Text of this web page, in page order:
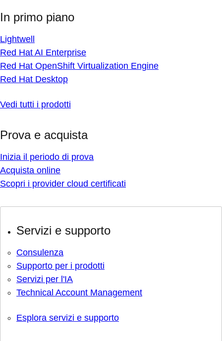
In primo piano
Lightwell
Red Hat AI Enterprise
Red Hat OpenShift Virtualization Engine
Red Hat Desktop
Vedi tutti i prodotti
Prova e acquista
Inizia il periodo di prova
Acquista online
Scopri i provider cloud certificati
Servizi e supporto
Consulenza
Supporto per i prodotti
Servizi per l'IA
Technical Account Management
Esplora servizi e supporto